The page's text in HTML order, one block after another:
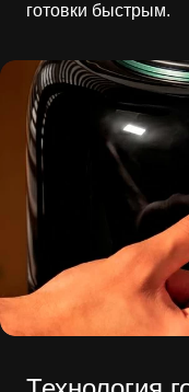
готовки быстрым.